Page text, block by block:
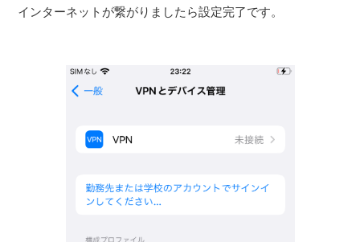
インターネットが繋がりましたら設定完了です。